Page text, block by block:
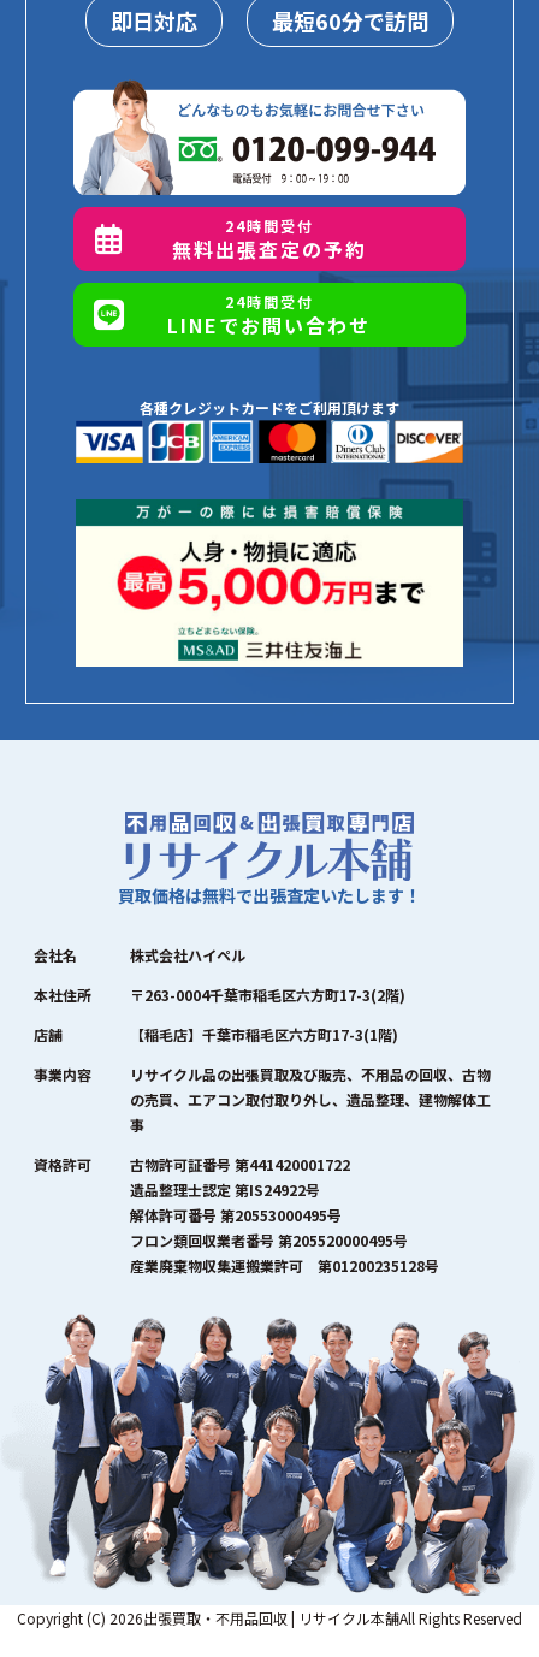
即日対応
最短60分で訪問
24時間受付
無料出張査定の予約
24時間受付
LINEでお問い合わせ
各種クレジットカードをご利用頂けます
買取価格は無料で出張査定いたします！
会社名
株式会社ハイペル
本社住所
〒263-0004千葉市稲毛区六方町17-3(2階)
店舗
【稲毛店】千葉市稲毛区六方町17-3(1階)
事業内容
リサイクル品の出張買取及び販売、不用品の回収、古物
の売買、エアコン取付取り外し、遺品整理、建物解体工
事
資格許可
古物許可証番号 第441420001722
遺品整理士認定 第IS24922号
解体許可番号 第20553000495号
フロン類回収業者番号 第205520000495号
産業廃棄物収集運搬業許可 第01200235128号
Copyright (C) 2026出張買取・不用品回収 | リサイクル本舗All Rights Reserved